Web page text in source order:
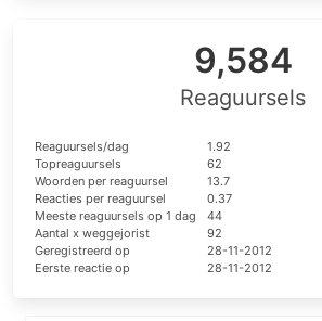
9,584
Reaguursels
Reaguursels/dag
1.92
Topreaguursels
62
Woorden per reaguursel
13.7
Reacties per reaguursel
0.37
Meeste reaguursels op 1 dag
44
Aantal x weggejorist
92
Geregistreerd op
28-11-2012
Eerste reactie op
28-11-2012